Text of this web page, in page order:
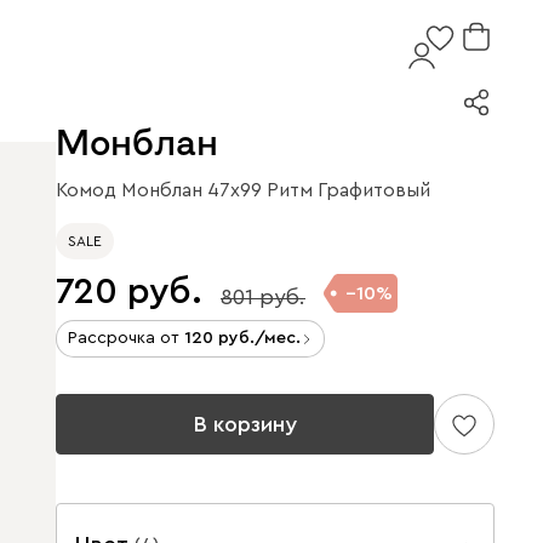
Монблан
Комод Монблан 47x99 Ритм Графитовый
SALE
720 801 10
Рассрочка от 120 /мес.
В корзину